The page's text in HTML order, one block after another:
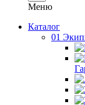
Меню
Каталог
01